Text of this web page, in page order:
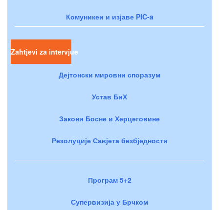
Комуникеи и изјаве PIC-a
Zahtjevi za intervjue
Дејтонски мировни споразум
Устав БиХ
Закони Босне и Херцеговине
Резолуције Савјета безбједности
Програм 5+2
Супервизија у Брчком